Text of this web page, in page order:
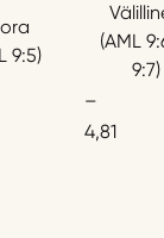
9:5)
(AML
9:7)
–
4,81